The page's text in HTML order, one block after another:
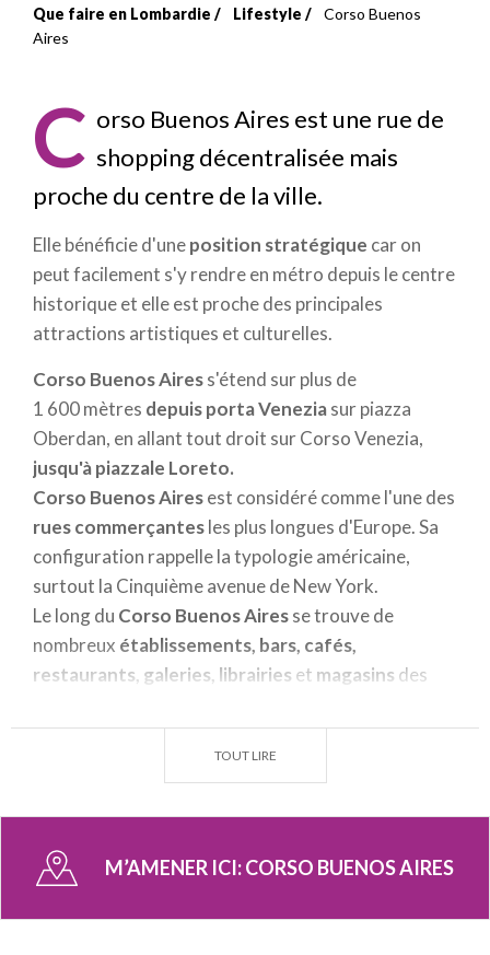
Fil
Que faire en Lombardie Lifestyle
Corso Buenos
Aires
C orso Buenos Aires est une rue de
shopping décentralisée mais
proche du centre de la ville.
Elle bénéficie d'uneposition stratégique car on
peut facilement s'y rendre en métro depuis le centre
historique et elle est proche des principales
attractions artistiques et culturelles.
Corso Buenos Airess'étend sur plus de
1 600 mètres depuis porta Veneziasur piazza
Oberdan, en allant tout droit sur Corso Venezia,
jusqu'à piazzale Loreto.
Corso Buenos Airesest considéré comme l'une des
rues commerçantesles plus longues d'Europe. Sa
configuration rappelle la typologie américaine,
surtout la Cinquième avenue de New York.
Le long du Corso Buenos Airesse trouve de
nombreux établissements, bars, cafés,
restaurants, galeries, librairies et magasins des
Puccini.
À l'origine le nom de cette rue étaitCorso Loreto
Par la suite elle a pris le nom deCorso Buenos Aires
Ponti, qui voulait donner une image internationale à
TOUT LIRE
M’AMENER ICI:CORSO BUENOS AIRES